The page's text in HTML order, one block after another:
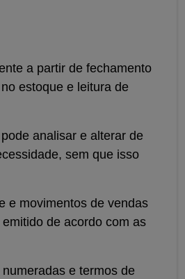
a partir de fechamento
estoque e leitura de
analisar e alterar de
sem que isso
e movimentos de vendas
de acordo com as
e termos de